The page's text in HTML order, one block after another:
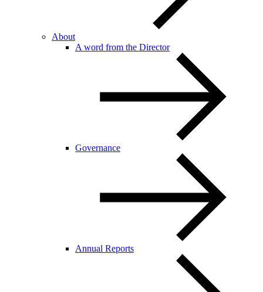
About
A word from the Director
Governance
Annual Reports